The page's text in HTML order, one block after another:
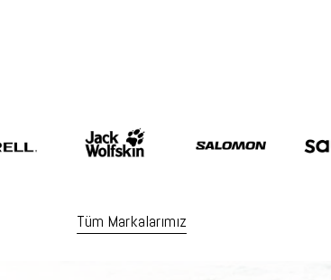
Tüm Markalarımız